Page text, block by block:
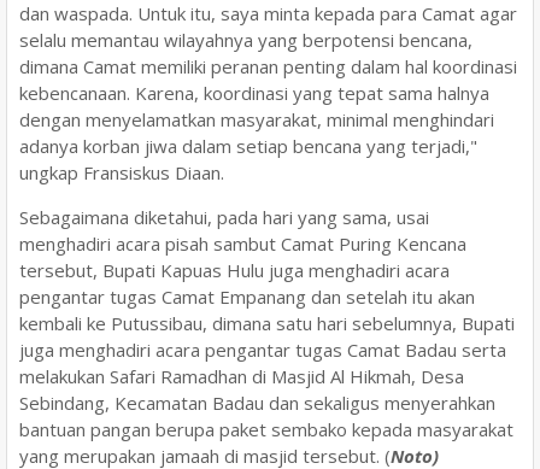
dan waspada. Untuk itu, saya minta kepada para Camat agar
selalu memantau wilayahnya yang berpotensi bencana,
dimana Camat memiliki peranan penting dalam hal koordinasi
kebencanaan. Karena, koordinasi yang tepat sama halnya
dengan menyelamatkan masyarakat, minimal menghindari
adanya korban jiwa dalam setiap bencana yang terjadi,"
ungkap Fransiskus Diaan.
Sebagaimana diketahui, pada hari yang sama, usai
menghadiri acara pisah sambut Camat Puring Kencana
tersebut, Bupati Kapuas Hulu juga menghadiri acara
pengantar tugas Camat Empanang dan setelah itu akan
kembali ke Putussibau, dimana satu hari sebelumnya, Bupati
juga menghadiri acara pengantar tugas Camat Badau serta
melakukan Safari Ramadhan di Masjid Al Hikmah, Desa
Sebindang, Kecamatan Badau dan sekaligus menyerahkan
bantuan pangan berupa paket sembako kepada masyarakat
yang merupakan jamaah di masjid tersebut. (Noto)